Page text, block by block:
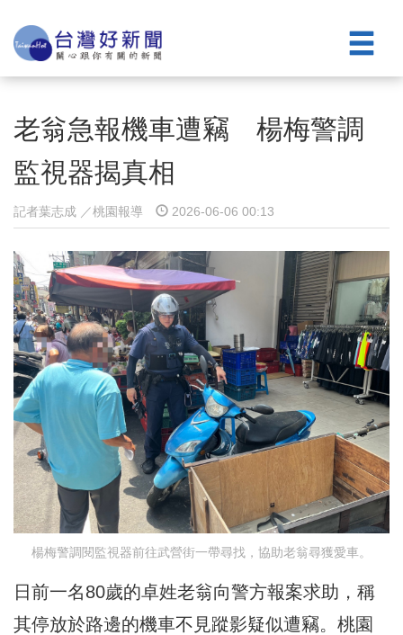
老翁急報機車遭竊 楊梅警調
監視器揭真相
記者葉志成 ／桃園報導 2026-06-06 00:13
楊梅警調閱監視器前往武營街一帶尋找，協助老翁尋獲愛車。
日前一名80歲的卓姓老翁向警方報案求助，稱
其停放於路邊的機車不見蹤影疑似遭竊。桃園